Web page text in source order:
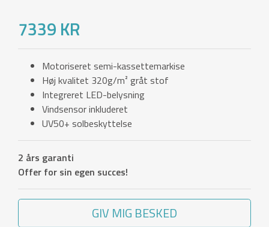
7339 KR
Motoriseret semi-kassettemarkise
Høj kvalitet 320g/m² gråt stof
Integreret LED-belysning
Vindsensor inkluderet
UV50+ solbeskyttelse
2 års garanti
Offer for sin egen succes!
GIV MIG BESKED